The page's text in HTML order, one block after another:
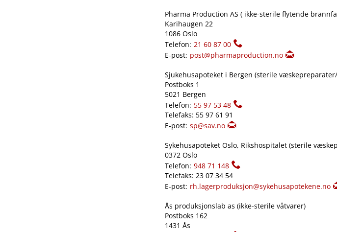
Pharma Production AS ( ikke-sterile flytende
Karihaugen 22
1086 Oslo
Telefon: 21 60 87 00
E-post: post@pharmaproduction.no
Sjukehusapoteket i Bergen (sterile
Postboks 1
5021 Bergen
Telefon: 55 97 53 48
Telefaks: 55 97 61 91
E-post: sp@sav.no
Sykehusapoteket Oslo, Rikshospitalet (sterile
0372 Oslo
Telefon: 948 71 148
Telefaks: 23 07 34 54
E-post: rh.lagerproduksjon@sykehusapotekene.no
Ås produksjonslab as (ikke-sterile våtvarer)
Postboks 162
1431 Ås